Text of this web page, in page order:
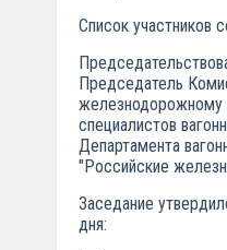
Список участников
Председатель
железнодорожному
специалистов
Департамента
"Российские
Заседание
дня: